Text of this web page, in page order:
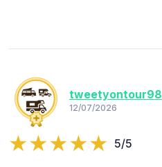
tweetyontour98
12/07/2026
5/5